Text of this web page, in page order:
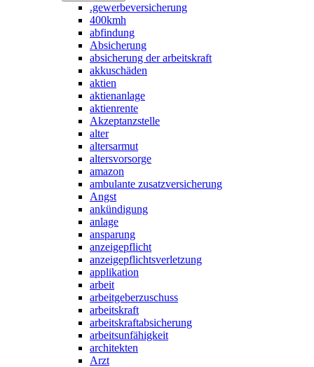
.gewerbeversicherung
400kmh
abfindung
Absicherung
absicherung der arbeitskraft
akkuschäden
aktien
aktienanlage
aktienrente
Akzeptanzstelle
alter
altersarmut
altersvorsorge
amazon
ambulante zusatzversicherung
Angst
ankündigung
anlage
ansparung
anzeigepflicht
anzeigepflichtsverletzung
applikation
arbeit
arbeitgeberzuschuss
arbeitskraft
arbeitskraftabsicherung
arbeitsunfähigkeit
architekten
Arzt